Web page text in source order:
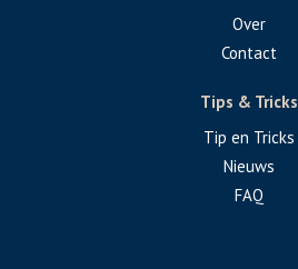
Over
Contact
Tips & Tricks
Tip en Tricks
Nieuws
FAQ